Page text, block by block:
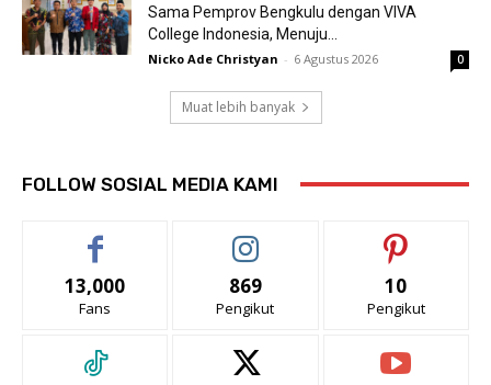
Sama Pemprov Bengkulu dengan VIVA
College Indonesia, Menuju...
Nicko Ade Christyan - 6 Agustus 2026 0
Muat lebih banyak
FOLLOW SOSIAL MEDIA KAMI
13,000
Fans
869
Pengikut
10
Pengikut